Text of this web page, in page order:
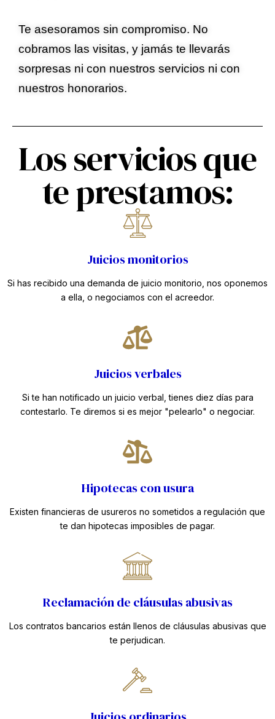
Te asesoramos sin compromiso. No
cobramos las visitas, y jamás te llevarás
sorpresas ni con nuestros servicios ni con
nuestros honorarios.
Los servicios que
te prestamos:
Juicios monitorios
Si has recibido una demanda de juicio monitorio, nos oponemos
a ella, o negociamos con el acreedor.
Juicios verbales
Si te han notificado un juicio verbal, tienes diez días para
contestarlo. Te diremos si es mejor "pelearlo" o negociar.
Hipotecas con usura
Existen financieras de usureros no sometidos a regulación que
te dan hipotecas imposibles de pagar.
Reclamación de cláusulas abusivas
Los contratos bancarios están llenos de cláusulas abusivas que
te perjudican.